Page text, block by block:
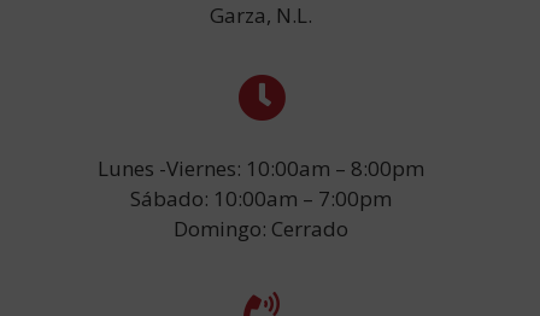
Garza, N.L.
Lunes -Viernes: 10:00am – 8:00pm
Sábado: 10:00am – 7:00pm
Domingo: Cerrado